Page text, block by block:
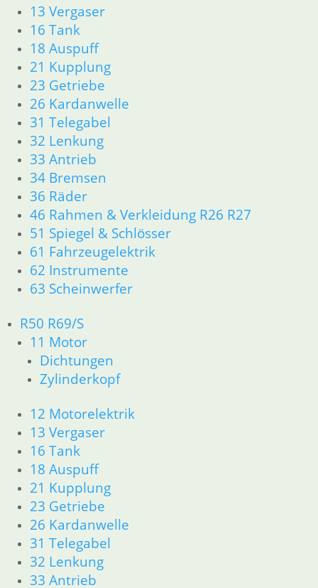
13 Vergaser
16 Tank
18 Auspuff
21 Kupplung
23 Getriebe
26 Kardanwelle
31 Telegabel
32 Lenkung
33 Antrieb
34 Bremsen
36 Räder
46 Rahmen & Verkleidung R26 R27
51 Spiegel & Schlösser
61 Fahrzeugelektrik
62 Instrumente
63 Scheinwerfer
R50 R69/S
11 Motor
Dichtungen
Zylinderkopf
12 Motorelektrik
13 Vergaser
16 Tank
18 Auspuff
21 Kupplung
23 Getriebe
26 Kardanwelle
31 Telegabel
32 Lenkung
33 Antrieb
inkl. MwSt.
zzgl. Versandkosten
In den Warenkorb
Gemischregulierschraube
9,97€
Artikelnummer: 1335302
inkl. MwSt.
zzgl.Versandkosten
In den Warenkorb
Nadeldüse 2,66
9,50€
Artikelnummer: 1261702
inkl. MwSt.
In den Warenkorb
Leerlaufdüse 45
17,00€
inkl. MwSt.
zzgl.Versandkosten
In den Warenkorb
Klemmschraube
5,90€
Artikelnummer: 9057338
inkl. MwSt.
zzgl.Versandkosten